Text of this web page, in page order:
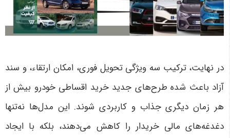
در نهایت، ترکیب سه ویژگی تحویل فوری، امکان ارتقاء، و سند
آزاد باعث شده طرح‌های جدید خرید اقساطی خودرو بیش از
هر زمان دیگری جذاب و کاربردی شوند. این مدل‌ها نه‌تنها
دغدغه‌های مالی خریدار را کاهش می‌دهند، بلکه با ایجاد